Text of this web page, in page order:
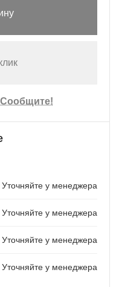
Уточняйте у менеджера
Уточняйте у менеджера
Уточняйте у менеджера
Уточняйте у менеджера